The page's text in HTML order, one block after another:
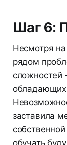
Шаг 6:
Несмотря на
рядом
сложностей
заставила
обучать